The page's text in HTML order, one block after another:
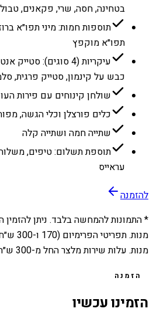
בטחינה, חסה, שרי, פקאנים,
תוספות חמות: מיני תפו״א
תפו״א מוקפץ
עיקריות (4 סוגים):
כבש על קינמון, סטייק פרגית,
שולחן קינוחים עם פירות
כלים פורצלן וכלי הגשה,
שתייה חמה ושתייה קלה
תוספת תשלום: טיפים,
עראייס
להזמנה
* התמונות להמחשה בלבד. ניתן להזמין
מנות. עלות שירות מלצר החל מ-300 ש״ח.
הזמנה
הזמינו עכשיו